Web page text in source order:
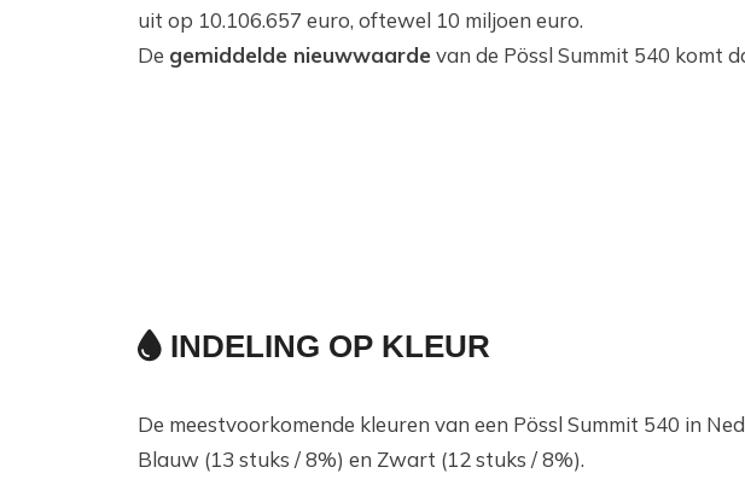
uit op 10.106.657 euro, oftewel 10 miljoen euro.
De gemiddelde nieuwwaardevan de Pössl Summit 540 komt
INDELING OP KLEUR
De meestvoorkomende kleuren van een Pössl Summit 540 in
Blauw (13 stuks / 8%) en Zwart (12 stuks / 8%).